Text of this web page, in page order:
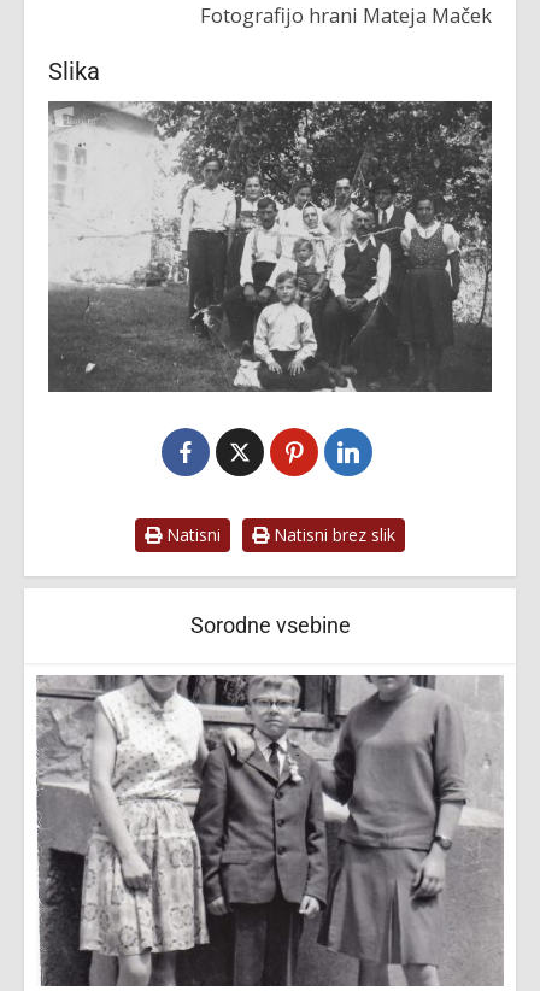
Fotografijo hrani Mateja Maček
Slika
Natisni Natisni brez slik
Sorodne vsebine